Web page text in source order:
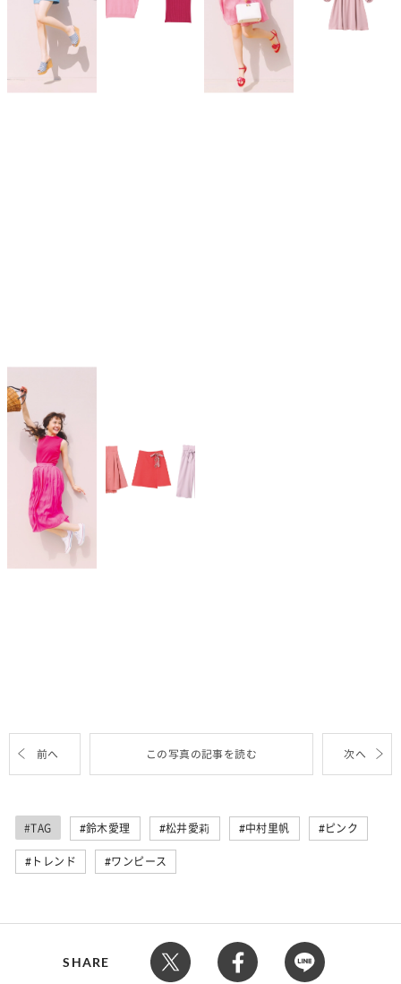
前へ この写真の記事を読む 次へ
#TAG 鈴木愛理 松井愛莉 中村里帆 ピンク
トレンド ワンピース
SHARE